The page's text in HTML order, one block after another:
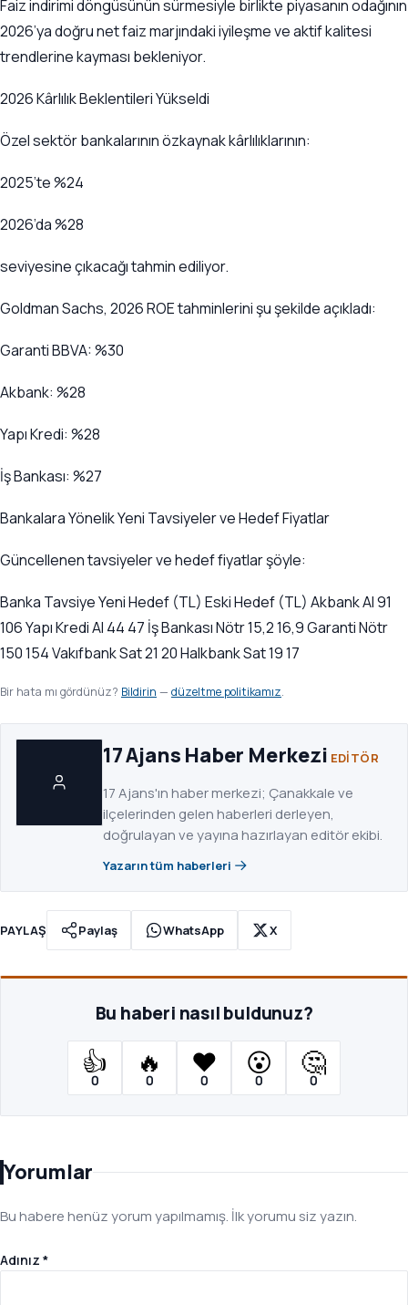
Faiz indirimi döngüsünün sürmesiyle birlikte piyasanın odağının
2026’ya doğru net faiz marjındaki iyileşme ve aktif kalitesi
trendlerine kayması bekleniyor.
2026 Kârlılık Beklentileri Yükseldi
Özel sektör bankalarının özkaynak kârlılıklarının:
2025’te %24
2026’da %28
seviyesine çıkacağı tahmin ediliyor.
Goldman Sachs, 2026 ROE tahminlerini şu şekilde açıkladı:
Garanti BBVA: %30
Akbank: %28
Yapı Kredi: %28
İş Bankası: %27
Bankalara Yönelik Yeni Tavsiyeler ve Hedef Fiyatlar
Güncellenen tavsiyeler ve hedef fiyatlar şöyle:
Banka Tavsiye Yeni Hedef (TL) Eski Hedef (TL) Akbank Al 91
106 Yapı Kredi Al 44 47 İş Bankası Nötr 15,2 16,9 Garanti Nötr
150 154 Vakıfbank Sat 21 20 Halkbank Sat 19 17
Bir hata mı gördünüz? Bildirin — düzeltme politikamız.
17 Ajans Haber Merkezi EDITÖR
17 Ajans'ın haber merkezi; Çanakkale ve
ilçelerinden gelen haberleri derleyen,
doğrulayan ve yayına hazırlayan editör ekibi.
Yazarın tüm haberleri
PAYLAŞ Paylaş WhatsApp X
Bu haberi nasıl buldunuz?
👍
0
🔥
0
❤️
0
😮
0
🤔
0
Yorumlar
Bu habere henüz yorum yapılmamış. İlk yorumu siz yazın.
Adınız *